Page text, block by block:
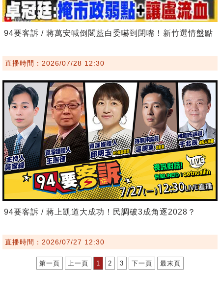
94要客訴 / 蔣萬安喊倒閣藍白委嚇到閉嘴！新竹選情盤點
直播時間：2026/07/28 12:30
94要客訴 / 蔣上凱道大成功！民調破3成角逐2028？
直播時間：2026/07/27 12:30
第一頁 上一頁 1 2 3 下一頁 最末頁